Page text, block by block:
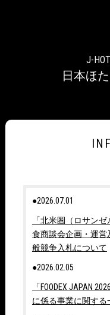
J-
日本ほ
●2026.07.01
「北米圏（ロサン
食商談会企画・運
般競争入札について
●2026.02.05
「FOODEX JAPAN
に係る事業に関す